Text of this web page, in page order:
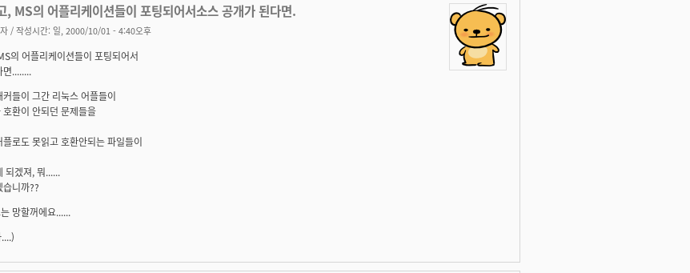
, MS의 어플리케이션들이 포팅되어서소스 공개가 된다면.
/ 작성시간: 일, 2000/10/01 - 4:40오후
의 어플리케이션들이 포팅되어서
면........
들이 그간 리눅스 어플들이
호환이 안되던 문제들을
로도 못읽고 호환안되는 파일들이
되겠져, 뭐......
니까??
망할꺼에요......